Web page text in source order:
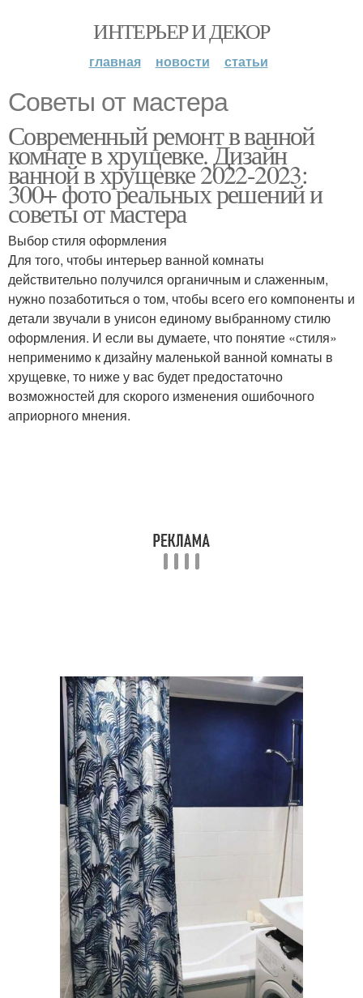
ИНТЕРЬЕР И ДЕКОР
главная новости статьи
Советы от мастера
Современный ремонт в ванной
комнате в хрущевке. Дизайн
ванной в хрущевке 2022-2023:
300+ фото реальных решений и
советы от мастера
Выбор стиля оформления
Для того, чтобы интерьер ванной комнаты
действительно получился органичным и слаженным,
нужно позаботиться о том, чтобы всего его компоненты и
детали звучали в унисон единому выбранному стилю
оформления. И если вы думаете, что понятие «стиля»
неприменимо к дизайну маленькой ванной комнаты в
хрущевке, то ниже у вас будет предостаточно
возможностей для скорого изменения ошибочного
априорного мнения.